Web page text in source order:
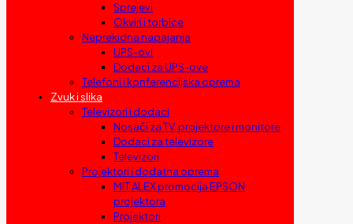
Sprejevi
Okviri i torbice
Neprekidna napajanja
UPS-ovi
Dodaci za UPS-ove
Telefoni i konferencijska oprema
Zvuk i slika
Televizori i dodaci
Nosači za TV, projektore i monitore
Dodaci za televizore
Televizori
Projektori i dodatna oprema
MIT ALEX promocija EPSON
projektora
Projektori